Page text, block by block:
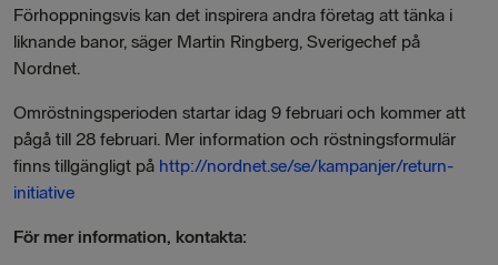
Förhoppningsvis kan det inspirera andra företag att tänka i
liknande banor, säger Martin Ringberg, Sverigechef på
Nordnet.
Omröstningsperioden startar idag 9 februari och kommer att
pågå till 28 februari. Mer information och röstningsformulär
finns tillgängligt på http://nordnet.se/se/kampanjer/return-
initiative
För mer information, kontakta: